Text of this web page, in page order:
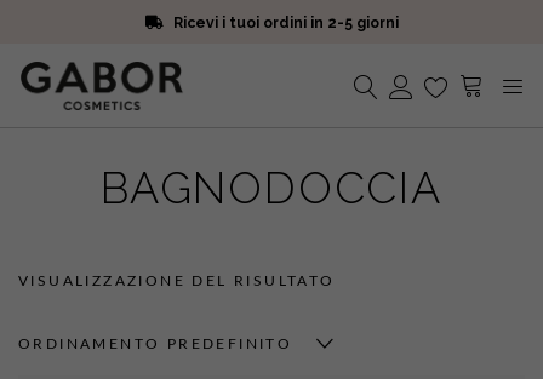
Ricevi i tuoi ordini in 2-5 giorni
Iscriviti alla Newsletter. 15% di sconto e spedizione gratuita
Ricevi i tuoi ordini in 2-5 giorni
BAGNODOCCIA
VISUALIZZAZIONE DEL RISULTATO
ORDINAMENTO PREDEFINITO